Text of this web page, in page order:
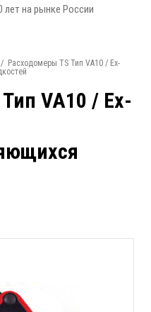
на рынке России
/ Расходомеры TS Тип VA10 / Ex-
VA10 / Ex-